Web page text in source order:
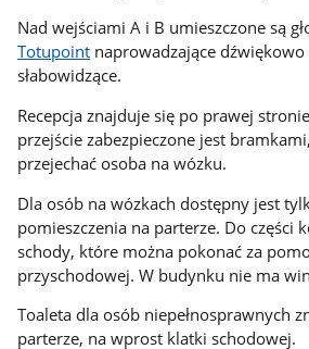
Nad wejściami A i B umieszczone są
Totupoint naprowadzające
słabowidzące.
Recepcja znajduje się po prawej
przejście zabezpieczone jest
przejechać osoba na wózku.
Dla osób na wózkach dostępny jest
pomieszczenia na parterze. Do części
schody, które można pokonać za
przyschodowej. W budynku nie ma
Toaleta dla osób niepełnosprawnych
parterze, na wprost klatki schodowej.